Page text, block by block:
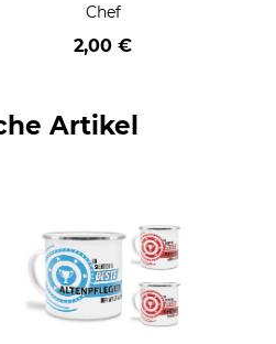
Chef
2,00 €
Artikel